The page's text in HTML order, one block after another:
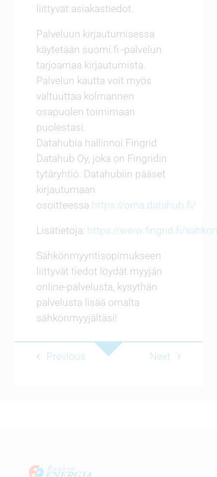
liittyvät asiakastiedot.
Palveluun kirjautumisessa
käytetään suomi.fi -palvelun
tarjoamaa kirjautumista.
Palvelun kautta voit myös
valtuuttaa kolmannen
osapuolen toimimaan
puolestasi.
Datahubia hallinnoi Fingrid
Datahub Oy, joka on Fingridin
tytäryhtiö. Datahubiin pääset
kirjautumaan
osoitteessa https://oma.datahub.fi/
Lisätietoja: https://www.fingrid.fi/
Sähkönmyyntisopimukseen
liittyvät tiedot löydät myyjän
online-palvelusta, kysythän
palvelusta lisää omalta
sähkönmyyjältäsi!
Previous Next